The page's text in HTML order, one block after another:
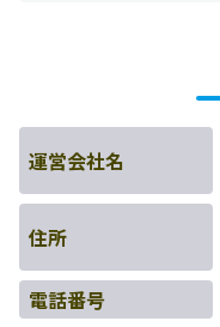
運営会社名
住所
電話番号